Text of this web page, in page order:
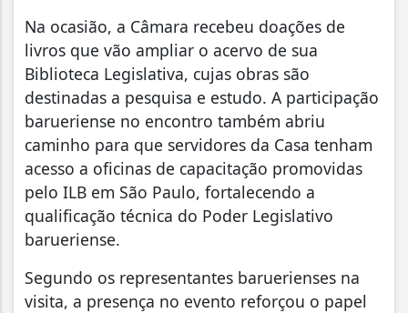
Na ocasião, a Câmara recebeu doações de
livros que vão ampliar o acervo de sua
Biblioteca Legislativa, cujas obras são
destinadas a pesquisa e estudo. A participação
barueriense no encontro também abriu
caminho para que servidores da Casa tenham
acesso a oficinas de capacitação promovidas
pelo ILB em São Paulo, fortalecendo a
qualificação técnica do Poder Legislativo
barueriense.
Segundo os representantes baruerienses na
visita, a presença no evento reforçou o papel